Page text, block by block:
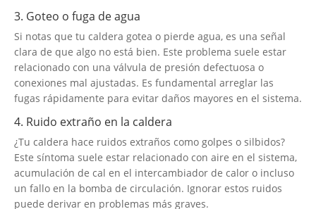
3. Goteo o fuga de agua
Si notas que tu caldera gotea o pierde agua, es una señal
clara de que algo no está bien. Este problema suele estar
relacionado con una válvula de presión defectuosa o
conexiones mal ajustadas. Es fundamental arreglar las
fugas rápidamente para evitar daños mayores en el sistema.
4. Ruido extraño en la caldera
¿Tu caldera hace ruidos extraños como golpes o silbidos?
Este síntoma suele estar relacionado con aire en el sistema,
acumulación de cal en el intercambiador de calor o incluso
un fallo en la bomba de circulación. Ignorar estos ruidos
puede derivar en problemas más graves.